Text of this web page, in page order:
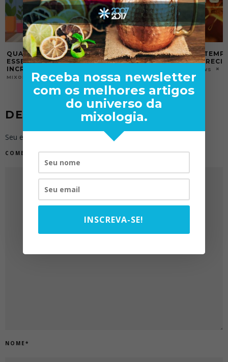
COVID-19 – TEMPOS DIFÍCEIS ESTÃO
POR VIR E PRECISAMOS FALAR SOBRE
MIXOLOGY NEWS
COMO A
AJUDAR NESSE
MARCO DE LA ROCHE
DEIXE UMA RESPOSTA
Seu endereço de e-mail não será publicado.
COMENTÁRIO
NOME *
Receba nossa newsletter
com os melhores artigos
do universo da
mixologia.
INSCREVA-SE!